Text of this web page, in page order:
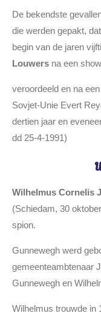
De bekendste
die werden gepakt,
begin van de jaren
Louwers na een
veroordeeld en na
Sovjet-Unie Evert
dertien jaar en
dd 25-4-1991)
Wilhelmus Cornelis
(Schiedam, 30
spion.
Gunnewegh werd
gemeenteambtenaar
Gunnewegh en
Wilhelmus trouwde in